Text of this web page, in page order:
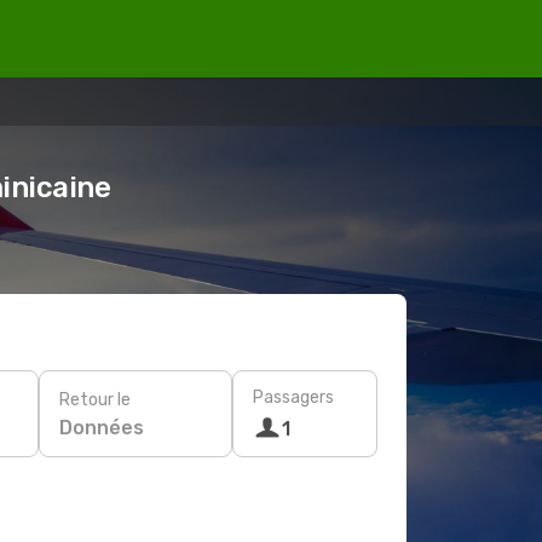
Retour le
Données
Passagers
1